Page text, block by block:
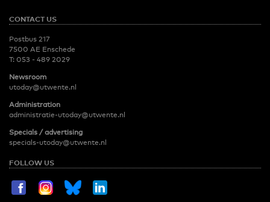
CONTACT US
Postbus 217
7500 AE Enschede
T: 053 - 489 2029
Newsroom
utoday@utwente.nl
Administration
administratie-utoday@utwente.nl
Specials / advertising
specials-utoday@utwente.nl
FOLLOW US